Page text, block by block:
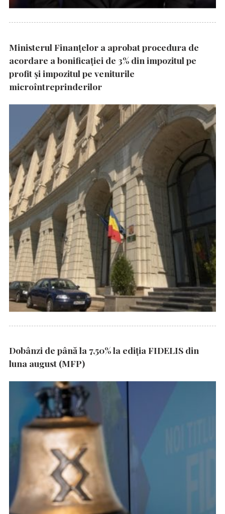
Ministerul Finanțelor a aprobat procedura de
acordare a bonificației de 3% din impozitul pe
profit și impozitul pe veniturile
microîntreprinderilor
Dobânzi de până la 7,50% la ediția FIDELIS din
luna august (MFP)